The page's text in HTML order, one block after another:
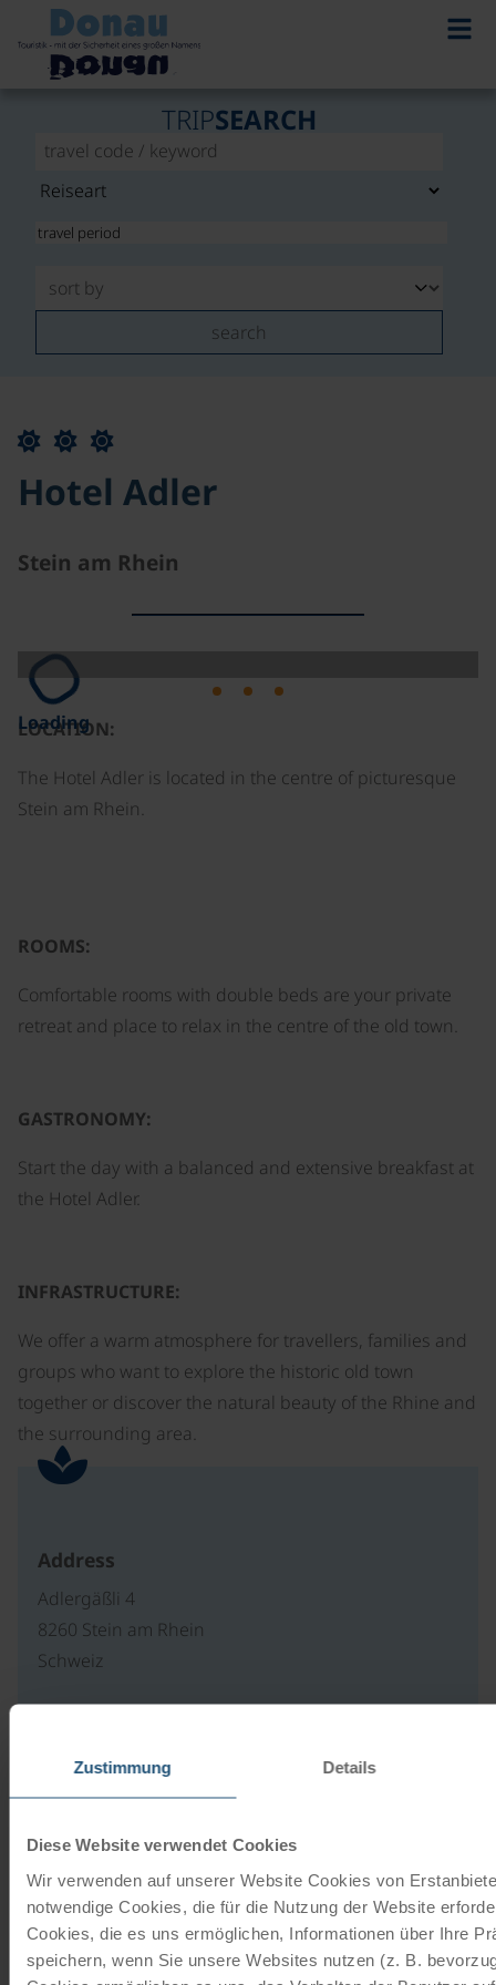
Zustimmung Details
Diese Website verwendet Cookies
Wir verwenden auf unserer Website Cookies von
notwendige Cookies, die für die Nutzung der Website
Cookies, die es uns ermöglichen, Informationen über Ihre
speichern, wenn Sie unsere Websites nutzen (z. B.
TRIPSEARCH
search
Hotel Adler
Stein am Rhein
Loading
LOCATION:
The Hotel Adler is located in the centre of picturesque
Stein am Rhein.
ROOMS:
Comfortable rooms with double beds are your private
retreat and place to relax in the centre of the old town.
GASTRONOMY:
Start the day with a balanced and extensive breakfast at
the Hotel Adler.
INFRASTRUCTURE:
We offer a warm atmosphere for travellers, families and
groups who want to explore the historic old town
together or discover the natural beauty of the Rhine and
the surrounding area.
Address
Adlergäßli 4
8260 Stein am Rhein
Schweiz
Our travel catalogues
ORDER NOW FREE OF CHARGE
Give the gift of unforgettable